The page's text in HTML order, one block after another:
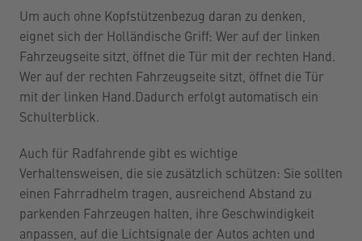
Um auch ohne Kopfstützenbezug daran zu denken,
eignet sich der Holländische Griff: Wer auf der linken
Fahrzeugseite sitzt, öffnet die Tür mit der rechten Hand.
Wer auf der rechten Fahrzeugseite sitzt, öffnet die Tür
mit der linken Hand.Dadurch erfolgt automatisch ein
Schulterblick.
Auch für Radfahrende gibt es wichtige
Verhaltensweisen, die sie zusätzlich schützen: Sie sollten
einen Fahrradhelm tragen, ausreichend Abstand zu
parkenden Fahrzeugen halten, ihre Geschwindigkeit
anpassen, auf die Lichtsignale der Autos achten und